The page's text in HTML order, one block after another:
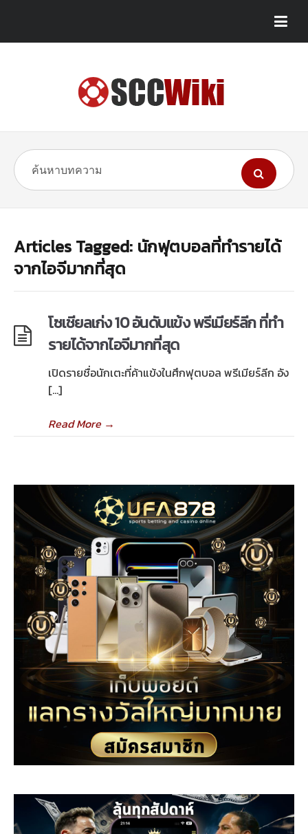
Articles Tagged: นักฟุตบอลที่ทำรายได้
จากไอจีมากที่สุด
โซเชียลเก่ง 10 อันดับแข้ง พรีเมียร์ลีก ที่ทำ
รายได้จากไอจีมากที่สุด
เปิดรายชื่อนักเตะที่ค้าแข้งในศึกฟุตบอล พรีเมียร์ลีก อัง
[…]
Read More→